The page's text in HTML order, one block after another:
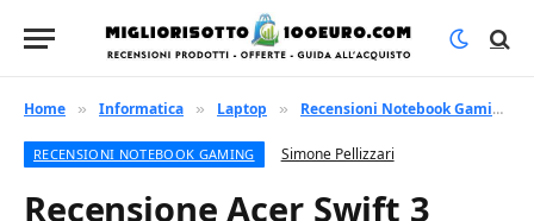
Home » Informatica » Laptop » Recensioni Notebook Gaming
RECENSIONI NOTEBOOK GAMING Simone Pellizzari
Recensione Acer Swift 3